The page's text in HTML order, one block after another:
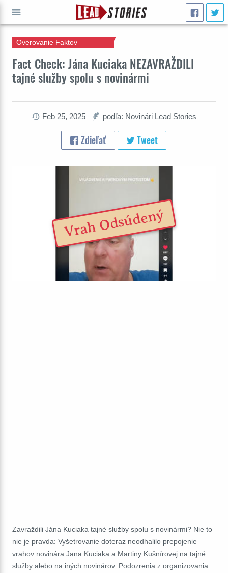
Fact Check: Jána Kuciaka NEZAVRAŽDILI
tajné služby spolu s novinármi
Overovanie Faktov
Feb 25, 2025 podľa: Novinári Lead Stories
Zdieľať Tweet
Vrah Odsúdený
Zavraždili Jána Kuciaka tajné služby spolu s novinármi? Nie to
nie je pravda: Vyšetrovanie doteraz neodhalilo prepojenie
vrahov novinára Jana Kuciaka a Martiny Kušnírovej na tajné
služby alebo na iných novinárov. Podozrenia z organizovania
ÍSŤ